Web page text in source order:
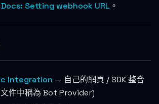
Docs: Setting webhook URL 。
Integration — 自己的網頁 / SDK 整合
文件中稱為 Bot Provider)